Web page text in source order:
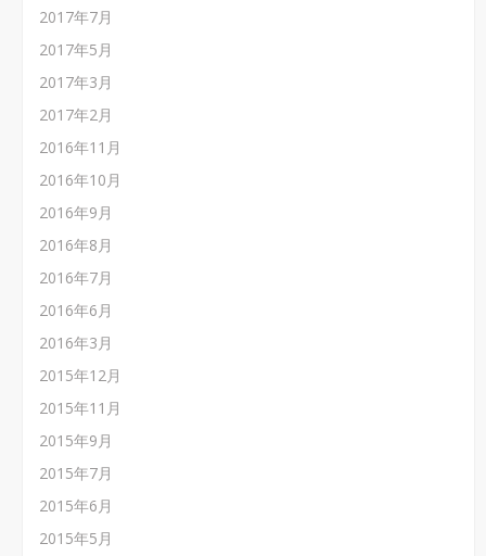
2017年7月
2017年5月
2017年3月
2017年2月
2016年11月
2016年10月
2016年9月
2016年8月
2016年7月
2016年6月
2016年3月
2015年12月
2015年11月
2015年9月
2015年7月
2015年6月
2015年5月